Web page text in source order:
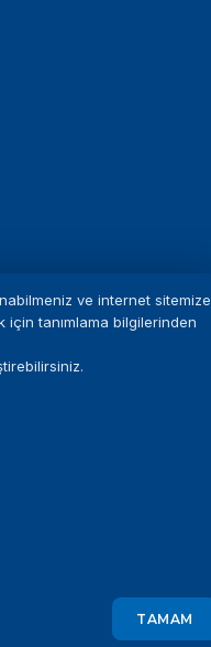
ve internet sitemize
için tanımlama bilgilerinden
TAMAM